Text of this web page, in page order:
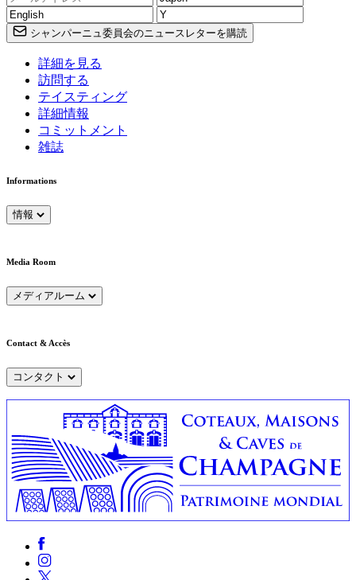
シャンパーニュ委員会のニュースレターを購読
詳細を見る
訪問する
テイスティング
詳細情報
コミットメント
雑誌
Informations
情報
Media Room
メディアルーム
Contact & Accès
コンタクト